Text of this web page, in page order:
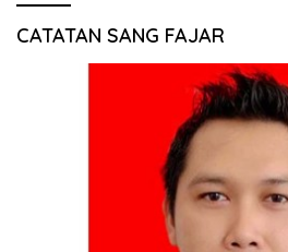
CATATAN SANG FAJAR